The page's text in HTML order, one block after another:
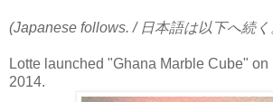
(Japanese follows. / 日本語は以下へ続く
Lotte launched "Ghana Marble Cube" on
2014.